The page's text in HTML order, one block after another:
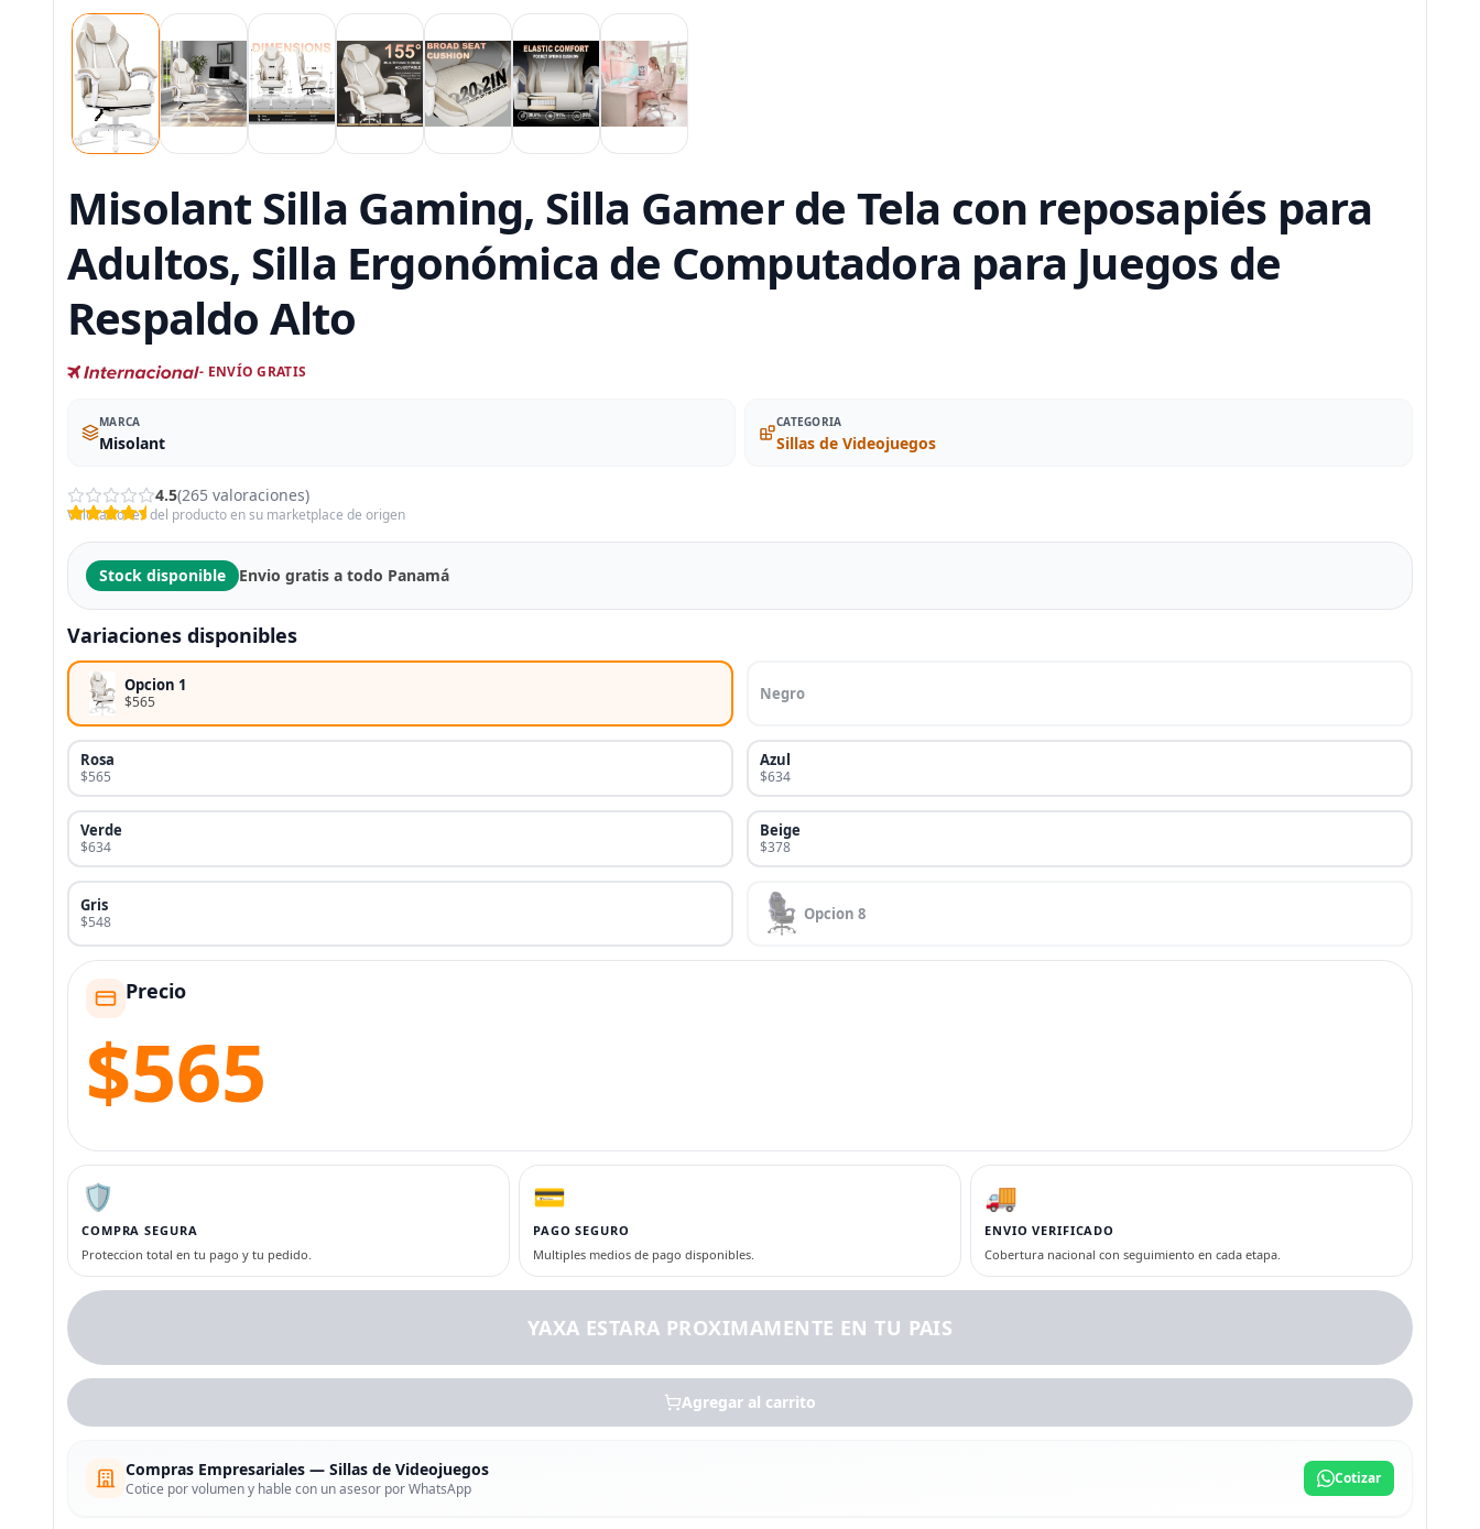
Misolant Silla Gaming, Silla Gamer de Tela con reposapiés para
Adultos, Silla Ergonómica de Computadora para Juegos de
Respaldo Alto
- ENVÍO GRATIS
MARCA
Misolant
CATEGORIA
Sillas de Videojuegos
4.5(265 valoraciones)
Valoraciones del producto en su marketplace de origen
Stock disponible Envio gratis a todo Panamá
Variaciones disponibles
Opcion 1
$565 Negro
Rosa
$565
Azul
$634
Verde
$634
Beige
$378
Gris
$548 Opcion 8
Precio
$565
🛡️
COMPRA SEGURA
Proteccion total en tu pago y tu pedido.
💳
PAGO SEGURO
Multiples medios de pago disponibles.
🚚
ENVIO VERIFICADO
Cobertura nacional con seguimiento en cada etapa.
YAXA ESTARA PROXIMAMENTE EN TU PAIS
Agregar al carrito
Compras Empresariales — Sillas de Videojuegos
Cotice por volumen y hable con un asesor por WhatsApp
Cotizar